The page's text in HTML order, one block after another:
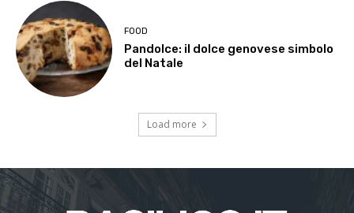
FOOD
Pandolce: il dolce genovese simbolo
del Natale
Load more